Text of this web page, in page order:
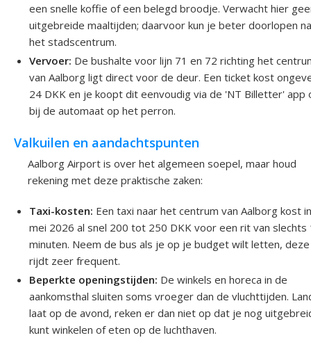
een snelle koffie of een belegd broodje. Verwacht hier
uitgebreide maaltijden; daarvoor kun je beter doorlopen
het stadscentrum.
Vervoer: De bushalte voor lijn 71 en 72 richting het
van Aalborg ligt direct voor de deur. Een ticket kost
24 DKK en je koopt dit eenvoudig via de 'NT Billetter' app
bij de automaat op het perron.
Valkuilen en aandachtspunten
Aalborg Airport is over het algemeen soepel, maar houd
rekening met deze praktische zaken:
Taxi-kosten: Een taxi naar het centrum van Aalborg kost
mei 2026 al snel 200 tot 250 DKK voor een rit van slechts
minuten. Neem de bus als je op je budget wilt letten, deze
rijdt zeer frequent.
Beperkte openingstijden: De winkels en horeca in de
aankomsthal sluiten soms vroeger dan de vluchttijden.
laat op de avond, reken er dan niet op dat je nog
kunt winkelen of eten op de luchthaven.